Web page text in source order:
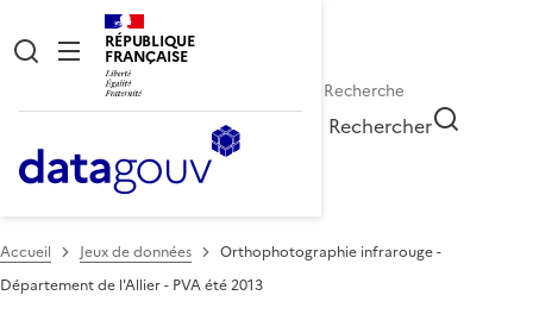
RÉPUBLIQUE
FRANÇAISE
Rechercher
Accueil Jeux de données
Orthophotographie infrarouge -
Département de l'Allier - PVA été 2013